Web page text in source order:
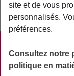
Synonyme : contrat
PRATIQUE
site et de vous
personnalisés.
préférences.
Consultez notre
politique en